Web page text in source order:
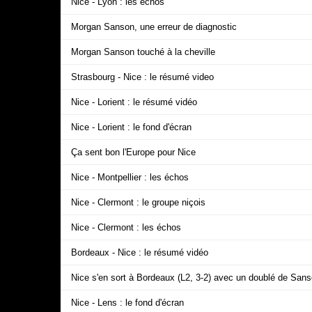
Morgan Sanson, une erreur de diagnostic
Morgan Sanson touché à la cheville
Strasbourg - Nice : le résumé video
Nice - Lorient : le résumé vidéo
Nice - Lorient : le fond d'écran
Ça sent bon l'Europe pour Nice
Nice - Montpellier : les échos
Nice - Clermont : le groupe niçois
Nice - Clermont : les échos
Bordeaux - Nice : le résumé vidéo
Nice s'en sort à Bordeaux (L2, 3-2) avec un doublé de
Nice - Lens : le fond d'écran